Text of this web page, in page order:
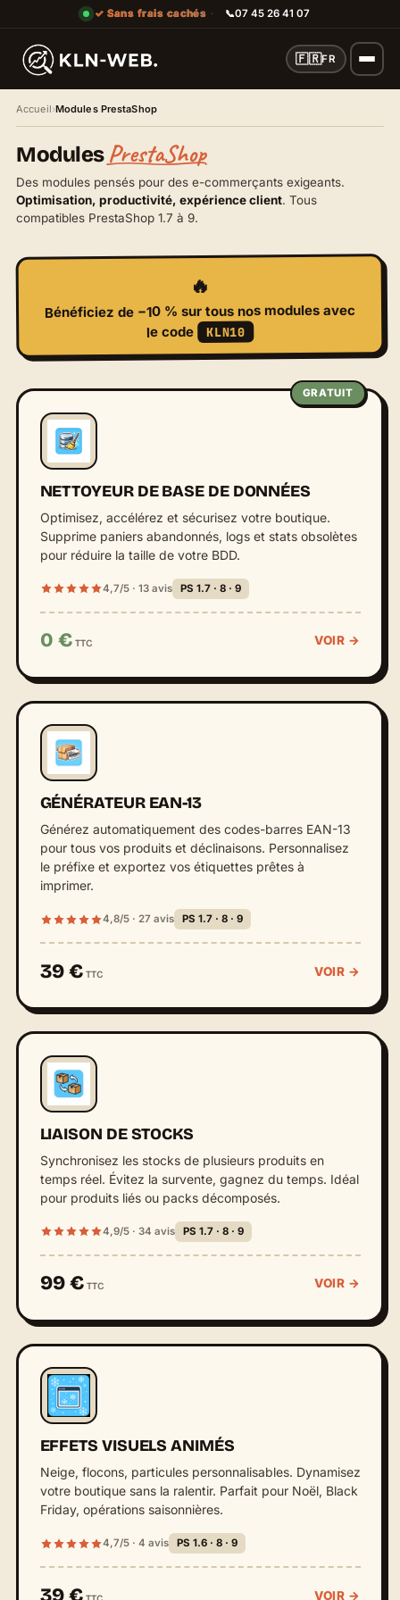
✓ Sans frais cachés · 📞07 45 26 41 07
🇫🇷FR
Accueil›Modules PrestaShop
Modules PrestaShop
Liste des modules
Des modules pensés pour des e-commerçants exigeants.
Optimisation, productivité, expérience client. Tous
compatibles PrestaShop 1.7 à 9.
🔥
Bénéficiez de −10 % sur tous nos modules avec
le code KLN10
GRATUIT
NETTOYEUR DE BASE DE DONNÉES
Optimisez, accélérez et sécurisez votre boutique.
Supprime paniers abandonnés, logs et stats obsolètes
pour réduire la taille de votre BDD.
4,7/5 · 13 avis PS 1.7 · 8 · 9
0 € TTC VOIR →
GÉNÉRATEUR EAN-13
Générez automatiquement des codes-barres EAN-13
pour tous vos produits et déclinaisons. Personnalisez
le préfixe et exportez vos étiquettes prêtes à
imprimer.
4,8/5 · 27 avis PS 1.7 · 8 · 9
39 € TTC VOIR →
LIAISON DE STOCKS
Synchronisez les stocks de plusieurs produits en
temps réel. Évitez la survente, gagnez du temps. Idéal
pour produits liés ou packs décomposés.
4,9/5 · 34 avis PS 1.7 · 8 · 9
99 € TTC VOIR →
EFFETS VISUELS ANIMÉS
Neige, flocons, particules personnalisables. Dynamisez
votre boutique sans la ralentir. Parfait pour Noël, Black
Friday, opérations saisonnières.
4,7/5 · 4 avis PS 1.6 · 8 · 9
39 € VOIR →